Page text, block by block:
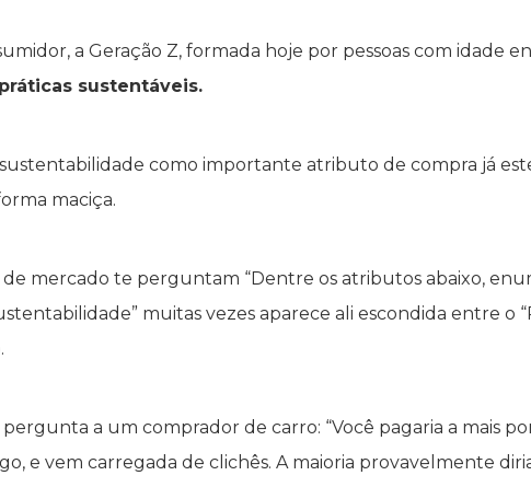
a Geração Z, formada hoje por pessoas com idade
práticas sustentáveis.
como importante atributo de compra já
maciça.
mercado te perguntam “Dentre os atributos abaixo,
muitas vezes aparece ali escondida entre o
a um comprador de carro: “Você pagaria a mais
e vem carregada de clichês. A maioria provavelmente